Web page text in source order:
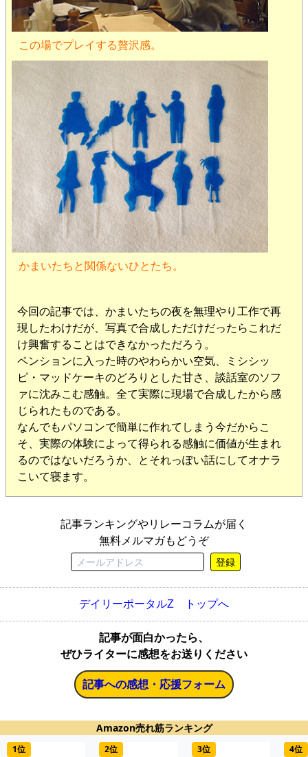
この場でプレイする贅沢感。
かまいたちと関係ないひとたち。
今回の記事では、かまいたちの夜を無理やり工作で再
現したわけだが、写真で合成しただけだったらこれだ
け興奮することはできなかっただろう。
ペンションに入った時のやわらかい空気、ミシシッ
ピ・マッドケーキのどろりとした甘さ、談話室のソフ
ァに沈みこむ感触。全て実際に現場で合成したから感
じられたものである。
なんでもパソコンで簡単に作れてしまう今だからこ
そ、実際の体験によって得られる感触に価値が生まれ
るのではないだろうか、とそれっぽい話にしてオナラ
こいて寝ます。
記事ランキングやリレーコラムが届く
無料メルマガもどうぞ
登録
デイリーポータルZ トップへ
記事が面白かったら、
ぜひライターに感想をお送りください
記事への感想・応援フォーム
Amazon売れ筋ランキング
1位 2位 3位 4位